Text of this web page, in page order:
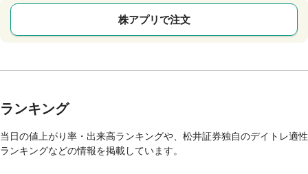
株アプリで注文
ランキング
当日の値上がり率・出来高ランキングや、松井証券独自のデイトレ適性
ランキングなどの情報を掲載しています。